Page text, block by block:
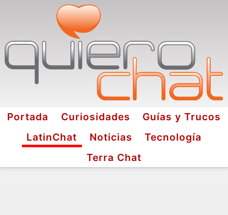
Portada Curiosidades
Guías y Trucos
LatinChat
Noticias
Tecnología
Terra Chat